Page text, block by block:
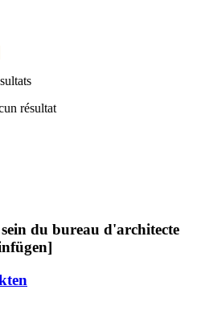
résultat
du bureau d'architecte